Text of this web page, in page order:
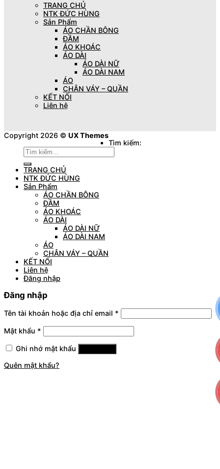
TRANG CHỦ
NTK ĐỨC HÙNG
Sản Phẩm
ÁO CHẦN BÔNG
ĐẦM
ÁO KHOÁC
ÁO DÀI
ÁO DÀI NỮ
ÁO DÀI NAM
ÁO
CHÂN VÁY – QUẦN
KẾT NỐI
Liên hệ
Copyright 2026 © UX Themes
Tìm kiếm:
TRANG CHỦ
NTK ĐỨC HÙNG
Sản Phẩm
ÁO CHẦN BÔNG
ĐẦM
ÁO KHOÁC
ÁO DÀI
ÁO DÀI NỮ
ÁO DÀI NAM
ÁO
CHÂN VÁY – QUẦN
KẾT NỐI
Liên hệ
Đăng nhập
Đăng nhập
Tên tài khoản hoặc địa chỉ email *
Mật khẩu *
Ghi nhớ mật khẩu
Quên mật khẩu?